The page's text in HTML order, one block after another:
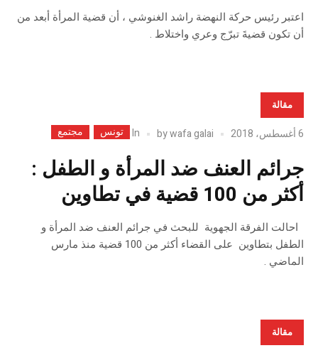
اعتبر رئيس حركة النهضة راشد الغنوشي ، أن قضية المرأة أبعد من
أن تكون قضيةَ تبرّج وعري واختلاط .
مقالة
6 أغسطس، 2018 bywafa galai
In تونس مجتمع
جرائم العنف ضد المرأة و الطفل :
أكثر من 100 قضية في تطاوين
احالت الفرقة الجهوية للبحث في جرائم العنف ضد المرأة و
الطفل بتطاوين على القضاء أكثر من 100 قضية منذ مارس
الماضي .
مقالة